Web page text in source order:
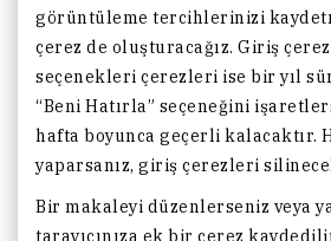
görüntüleme tercihlerinizi
çerez de oluşturacağız. Giriş
seçenekleri çerezleri ise bir yıl
“Beni Hatırla” seçeneğini
hafta boyunca geçerli kalacaktır.
yaparsanız, giriş çerezleri
Bir makaleyi düzenlerseniz veya
tarayıcınıza ek bir çerez